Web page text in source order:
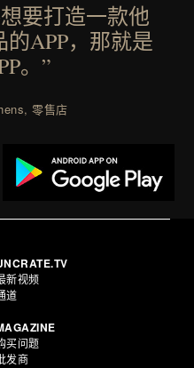
要打造一款他
APP，那就是
。”
零售店
新视频
道
买问题
发商